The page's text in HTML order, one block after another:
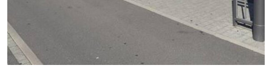
Statistik Cookies erfassen Informationen anonym.
Diese Informationen helfen uns zu verstehen, wie
unsere Besucher unsere Website nutzen.